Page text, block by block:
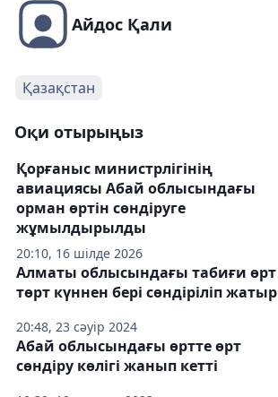
Айдос Қали
Қазақстан
Оқи отырыңыз
20:10, 16 шілде 2026
Қорғаныс министрлігінің
авиациясы Абай облысындағы
орман өртін сөндіруге
жұмылдырылды
20:48, 23 сәуір 2024
Алматы облысындағы табиғи өрт
төрт күннен бері сөндіріліп жатыр
Абай облысындағы өртте өрт
сөндіру көлігі жанып кетті